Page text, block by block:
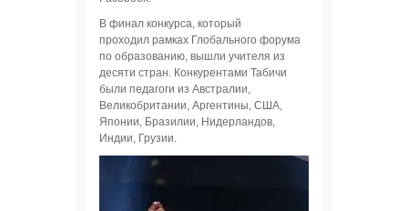
В финал конкурса, который
проходил рамках Глобального форума
по образованию, вышли учителя из
десяти стран. Конкурентами Табичи
были педагоги из Австралии,
Великобритании, Аргентины, США,
Японии, Бразилии, Нидерландов,
Индии, Грузии.